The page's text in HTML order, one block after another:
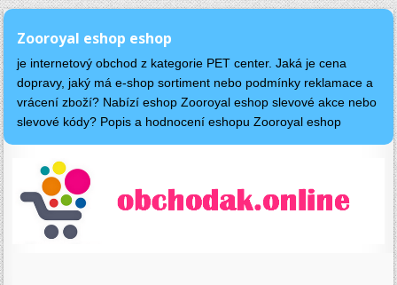
Zooroyal eshop eshop
je internetový obchod z kategorie PET center. Jaká je cena
dopravy, jaký má e-shop sortiment nebo podmínky reklamace a
vrácení zboží? Nabízí eshop Zooroyal eshop slevové akce nebo
slevové kódy? Popis a hodnocení eshopu Zooroyal eshop